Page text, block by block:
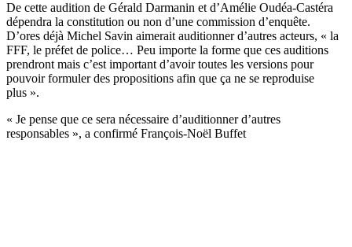
De cette audition de Gérald Darmanin et d’Amélie Oudéa-Castéra
dépendra la constitution ou non d’une commission d’enquête.
D’ores déjà Michel Savin aimerait auditionner d’autres acteurs, « la
FFF, le préfet de police… Peu importe la forme que ces auditions
prendront mais c’est important d’avoir toutes les versions pour
pouvoir formuler des propositions afin que ça ne se reproduise
plus ».
« Je pense que ce sera nécessaire d’auditionner d’autres
responsables », a confirmé François-Noël Buffet